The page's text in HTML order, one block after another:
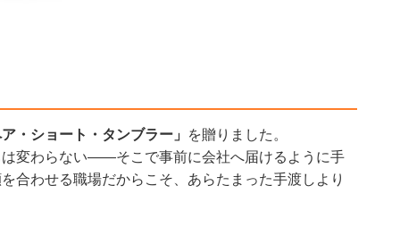
ア・ショート・タンブラー」
を贈りました。
変わらない——そこで事前に会社へ届けるように手
合わせる職場だからこそ、あらたまった手渡しより